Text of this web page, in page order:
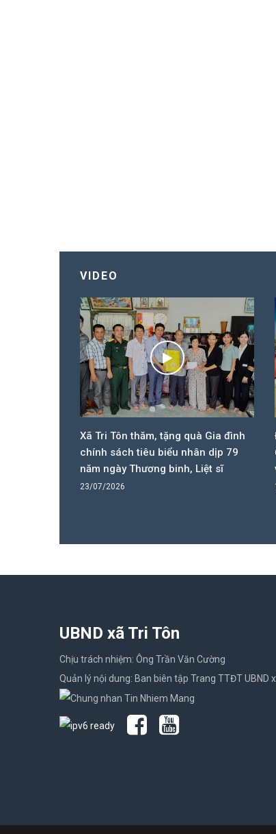
VIDEO
Xã Tri Tôn thăm, tặng quà Gia đình
chính sách tiêu biểu nhân dịp 79
năm ngày Thương binh, Liệt sĩ
23/07/2026
UBND xã Tri Tôn
Chịu trách nhiệm: Ông Trần Văn Cường
Quản lý nội dung: Ban biên tập Trang TTĐT UBND